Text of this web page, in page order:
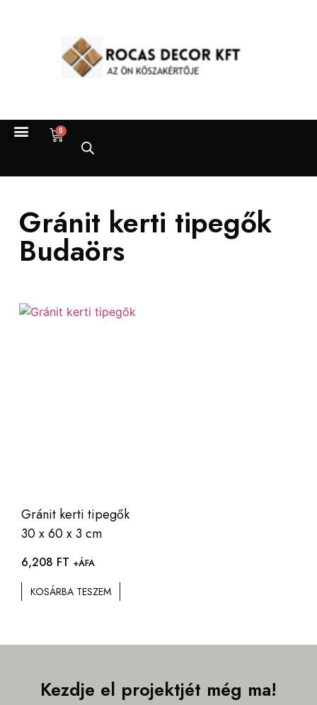
0
Gránit kerti tipegők
Budaörs
Gránit kerti tipegők
30 x 60 x 3 cm
6,208 FT +ÁFA
KOSÁRBA TESZEM
Kezdje el projektjét még ma!